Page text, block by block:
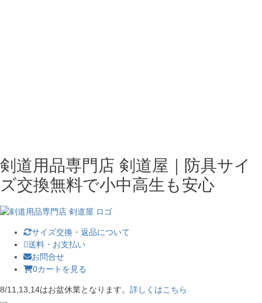
剣道用品専門店 剣道屋｜防具サイ
ズ交換無料で小中高生も安心
サイズ交換・返品について
送料・お支払い
お問合せ
0カートを見る
8/11,13,14はお盆休業となります。 詳しくはこちら